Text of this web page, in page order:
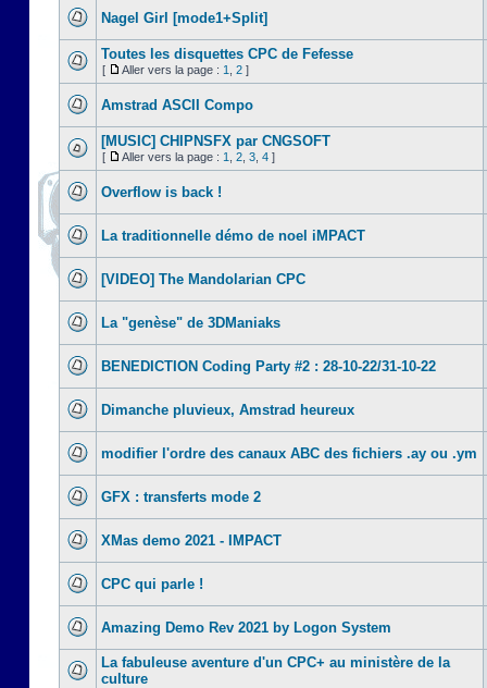
Nagel Girl [mode1+Split]
Toutes les disquettes CPC de Fefesse
[ Aller vers la page : 1 2 ]
Amstrad ASCII Compo
[MUSIC] CHIPNSFX par CNGSOFT
[ Aller vers la page : 1 2 3 4 ]
Overflow is back !
La traditionnelle démo de noel iMPACT
[VIDEO] The Mandolarian CPC
La "genèse" de 3DManiaks
BENEDICTION Coding Party #2 : 28-10-22/31-10-22
Dimanche pluvieux, Amstrad heureux
modifier l'ordre des canaux ABC des fichiers .ay ou .ym
GFX : transferts mode 2
XMas demo 2021 - IMPACT
CPC qui parle !
Amazing Demo Rev 2021 by Logon System
La fabuleuse aventure d'un CPC+ au ministère de la
culture